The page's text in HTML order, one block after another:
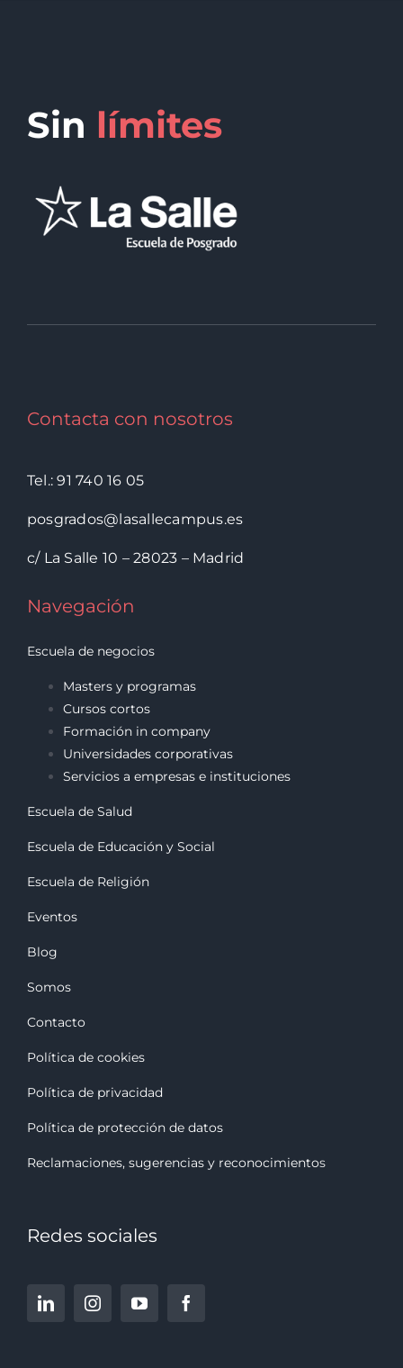
Sin límites
Contacta con nosotros
Tel.: 91 740 16 05
posgrados@lasallecampus.es
c/ La Salle 10 – 28023 – Madrid
Navegación
Escuela de negocios
Masters y programas
Cursos cortos
Formación in company
Universidades corporativas
Servicios a empresas e instituciones
Escuela de Salud
Escuela de Educación y Social
Escuela de Religión
Eventos
Blog
Somos
Contacto
Política de cookies
Política de privacidad
Política de protección de datos
Reclamaciones, sugerencias y reconocimientos
Redes sociales